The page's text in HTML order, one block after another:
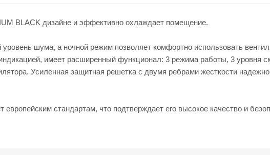
BLACK дизайне и эффективно охлаждает помещение.
шума, а ночной режим позволяет комфортно использовать
имеет расширенный функционал: 3 режима работы, 3 уровня
Усиленная защитная решетка с двумя ребрами жесткости
стандартам, что подтверждает его высокое качество и